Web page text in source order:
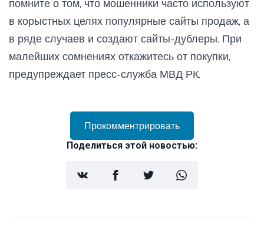
помните о том, что мошенники часто используют
в корыстных целях популярные сайты продаж, а
в ряде случаев и создают сайты-дублеры. При
малейших сомнениях откажитесь от покупки,
предупреждает пресс-служба МВД РК.
Прокомментрировать
Поделиться этой новостью: